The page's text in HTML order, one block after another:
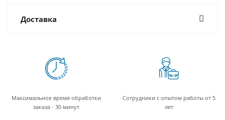
Доставка
Максимальное время обработки
заказа - 30 минут
Сотрудники с опытом работы от 5
лет